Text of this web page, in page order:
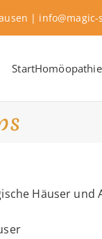
| info@magic-
Change
∞
StartHomöopathie
Häuser und